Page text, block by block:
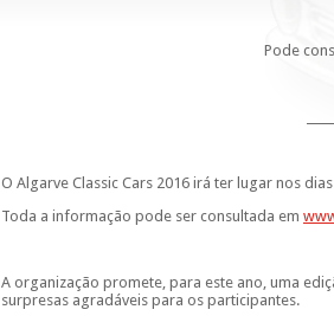
Pode
O Algarve Classic Cars 2016 irá ter lugar nos
Toda a informação pode ser consultada em
A organização promete, para este ano, uma
surpresas agradáveis para os participantes.